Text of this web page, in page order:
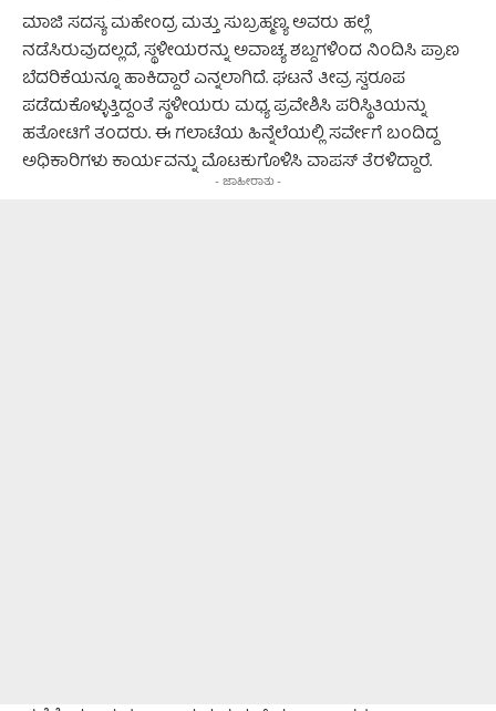
ಮಾಜಿ ಸದಸ್ಯ ಮಹೇಂದ್ರ ಮತ್ತು ಸುಬ್ರಹ್ಮಣ್ಯ ಅವರು ಹಲ್ಲೆ
ನಡೆಸಿರುವುದಲ್ಲದೆ, ಸ್ಥಳೀಯರನ್ನು ಅವಾಚ್ಯ ಶಬ್ದಗಳಿಂದ ನಿಂದಿಸಿ ಪ್ರಾಣ
ಬೆದರಿಕೆಯನ್ನೂ ಹಾಕಿದ್ದಾರೆ ಎನ್ನಲಾಗಿದೆ. ಘಟನೆ ತೀವ್ರ ಸ್ವರೂಪ
ಪಡೆದುಕೊಳ್ಳುತ್ತಿದ್ದಂತೆ ಸ್ಥಳೀಯರು ಮಧ್ಯ ಪ್ರವೇಶಿಸಿ ಪರಿಸ್ಥಿತಿಯನ್ನು
ಹತೋಟಿಗೆ ತಂದರು. ಈ ಗಲಾಟೆಯ ಹಿನ್ನೆಲೆಯಲ್ಲಿ ಸರ್ವೇಗೆ ಬಂದಿದ್ದ
ಅಧಿಕಾರಿಗಳು ಕಾರ್ಯವನ್ನು ಮೊಟಕುಗೊಳಿಸಿ ವಾಪಸ್ ತೆರಳಿದ್ದಾರೆ.
- ಜಾಹೀರಾತು -